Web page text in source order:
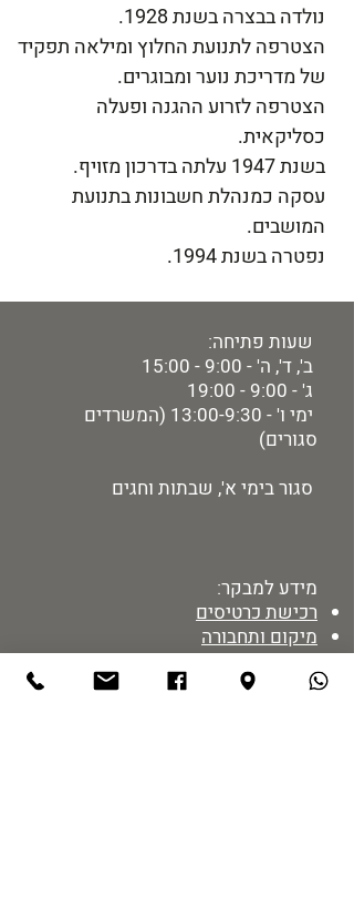
נולדה בבצרה בשנת 1928.
הצטרפה לתנועת החלוץ ומילאה תפקיד
של מדריכת נוער ומבוגרים.
הצטרפה לזרוע ההגנה ופעלה
כסליקאית.
בשנת 1947 עלתה בדרכון מזויף.
עסקה כמנהלת חשבונות בתנועת
המושבים.
נפטרה בשנת 1994.
שעות פתיחה:
ב', ד', ה' - 9:00 - 15:00
ג' - 9:00 - 19:00
ימי ו' - 13:00-9:30 (המשרדים
סגורים)
סגור בימי א', שבתות וחגים
מידע למבקר:
רכישת כרטיסים
מיקום ותחבורה
הזמנת הדרכות
מדיניות אתר